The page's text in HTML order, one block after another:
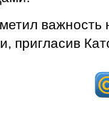
важность
пригласив